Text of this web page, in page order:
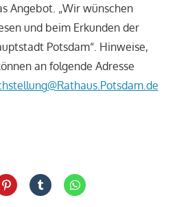
Angebot. „Wir wünschen
und beim Erkunden der
Potsdam“. Hinweise,
an folgende Adresse